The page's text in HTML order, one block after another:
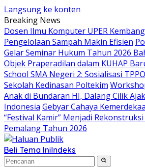
Langsung ke konten
Breaking News
Dosen Ilmu Komputer UPER
Pengelolaan Sampah Makin Efisien
Gelar Seminar Hukum Tahun 2026
Objek Praperadilan dalam KUHAP
School SMA Negeri 2: Sosialisasi
Sekolah Kedinasan Poltekim
Anak di Bundaran HI, Dalang Cilik
Indonesia Gebyar Cahaya
“Festival Kamir” Menjadi
Pemalang Tahun 2026
Beli Tema IniIndeks